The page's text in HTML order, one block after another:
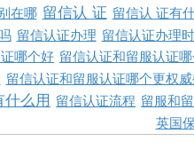
在哪 留信认 证 留信认 证有
留信认证办理 留信认证办理
证哪个好 留信认证和留服认证
留信认证和留服认证哪个更权
什么用 留信认证流程 留服和
英国